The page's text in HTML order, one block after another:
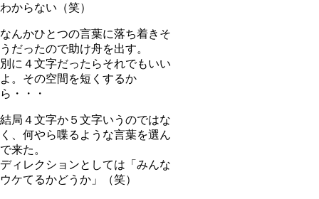
わからない（笑）
なんかひとつの言葉に落ち着きそ
うだったので助け舟を出す。
別に４文字だったらそれでもいい
よ。その空間を短くするか
ら・・・
結局４文字か５文字いうのではな
く、何やら喋るような言葉を選ん
で来た。
ディレクションとしては「みんな
ウケてるかどうか」（笑）